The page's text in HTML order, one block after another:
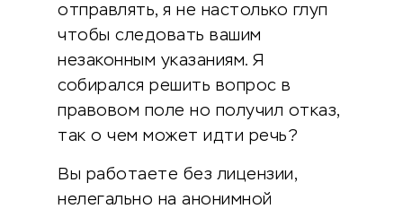
отправлять, я не настолько глуп
чтобы следовать вашим
незаконным указаниям. Я
собирался решить вопрос в
правовом поле но получил отказ,
так о чем может идти речь?
Вы работаете без лицензии,
нелегально на анонимной